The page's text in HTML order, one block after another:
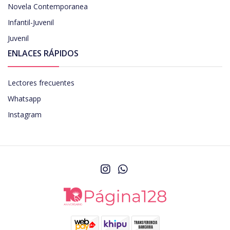
Novela Contemporanea
Infantil-Juvenil
Juvenil
ENLACES RÁPIDOS
Lectores frecuentes
Whatsapp
Instagram